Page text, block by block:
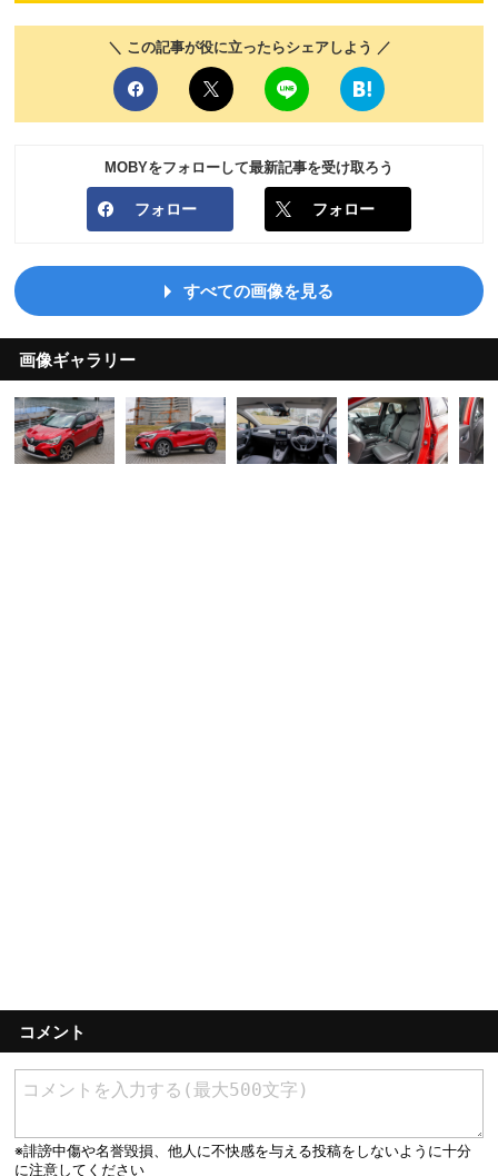
＼ この記事が役に立ったらシェアしよう ／
MOBYをフォローして最新記事を受け取ろう
フォロー フォロー
すべての画像を見る
画像ギャラリー
コメント